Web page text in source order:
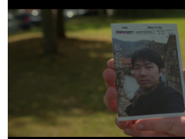
日本モバイルゲーム産
日本のモバイルゲーム史に
ルを網羅するほか、開発者
解説を掲載。約20年の歴
若ゲのいたり〜ゲー
『うつヌケ』『ペンと箸
一先生によるゲーム業界レ
なんでゲームは面白い